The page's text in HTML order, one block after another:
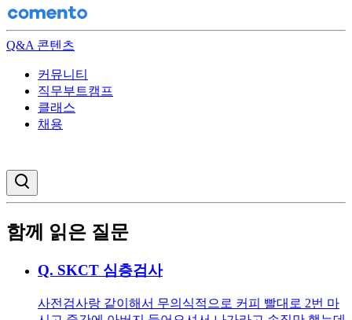
Q&A 콘텐츠
커뮤니티
직무부트캠프
클래스
채용
함께 읽은 질문
Q. SKCT 심층검사
사전검사랑 같이해서 무의식적으로 커피 빨대로 2번 마